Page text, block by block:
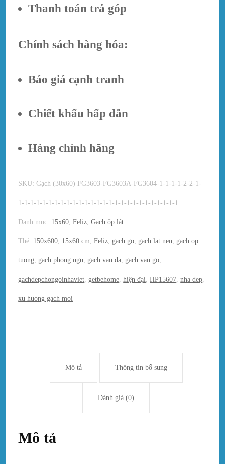
Thanh toán trả góp
Chính sách hàng hóa:
Báo giá cạnh tranh
Chiết khấu hấp dẫn
Hàng chính hãng
SKU:Gạch (30x60) FG3603-FG3603A-FG3604-1-1-1-1-2-2-1-
1-1-1-1-1-1-1-1-1-1-1-1-1-1-1-1-1-1-1-1-1-1-1-1-1-1-1
Danh mục: 15x60,Feliz,Gạch ốp lát
Thẻ: 150x600, 15x60 cm,Feliz, gach go, gach lat nen, gach op
tuong, gach phong ngu, gach van da, gach van go,
gachdepchongoinhaviet, getbehome,hiện đại,HP15607,nha dep,
xu huong gach moi
Mô tả Thông tin bổ sung
Đánh giá (0)
Mô tả